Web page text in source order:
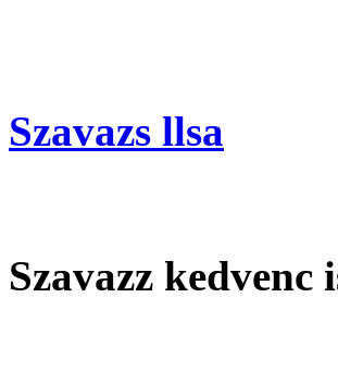
Szavazs llsa
Szavazz